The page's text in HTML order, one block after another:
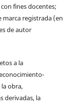
fines docentes;
marca registrada (en
de autor
a la
obra,
derivadas, la